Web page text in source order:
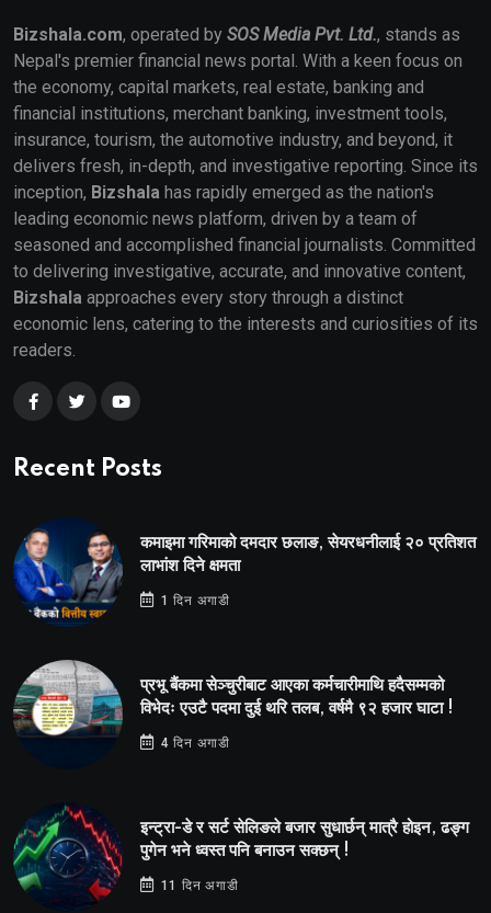
Bizshala.com, operated by SOS Media Pvt. Ltd., stands as
Nepal's premier financial news portal. With a keen focus on
the economy, capital markets, real estate, banking and
financial institutions, merchant banking, investment tools,
insurance, tourism, the automotive industry, and beyond, it
delivers fresh, in-depth, and investigative reporting. Since its
inception, Bizshala has rapidly emerged as the nation's
leading economic news platform, driven by a team of
seasoned and accomplished financial journalists. Committed
to delivering investigative, accurate, and innovative content,
Bizshala approaches every story through a distinct
economic lens, catering to the interests and curiosities of its
readers.
Recent Posts
कमाइमा गरिमाको दमदार छलाङ, सेयरधनीलाई २० प्रतिशत
लाभांश दिने क्षमता
1 दिन अगाडी
प्रभू बैंकमा सेञ्चुरीबाट आएका कर्मचारीमाथि हदैसम्मको
विभेदः एउटै पदमा दुई थरि तलब, वर्षमै ९२ हजार घाटा !
4 दिन अगाडी
इन्ट्रा-डे र सर्ट सेलिङले बजार सुधार्छन् मात्रै होइन, ढङ्ग
पुगेन भने ध्वस्त पनि बनाउन सक्छन् !
11 दिन अगाडी